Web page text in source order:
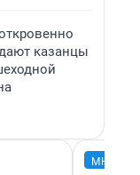
казанцы